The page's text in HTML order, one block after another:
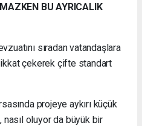
BU AYRICALIK
sıradan vatandaşlara
çekerek çifte standart
projeye aykırı küçük
oluyor da büyük bir